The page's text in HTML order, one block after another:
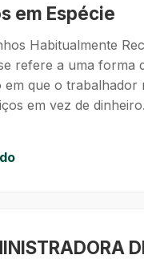
em Espécie
Habitualmente
refere a uma forma
em que o trabalhador
em vez de